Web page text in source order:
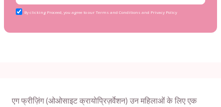
By clicking Proceed, you agree to our Terms and Conditions and Privacy Policy
एग फ्रीज़िंग (ओओसाइट क्रायोप्रिज़र्वेशन) उन महिलाओं के लिए एक